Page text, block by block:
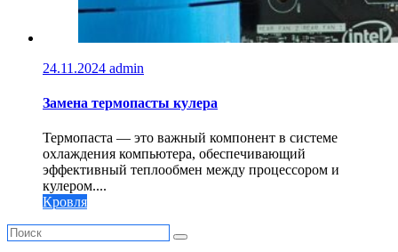
24.11.2024 admin
Замена термопасты кулера
Термопаста — это важный компонент в системе
охлаждения компьютера, обеспечивающий
эффективный теплообмен между процессором и
кулером....
Кровля